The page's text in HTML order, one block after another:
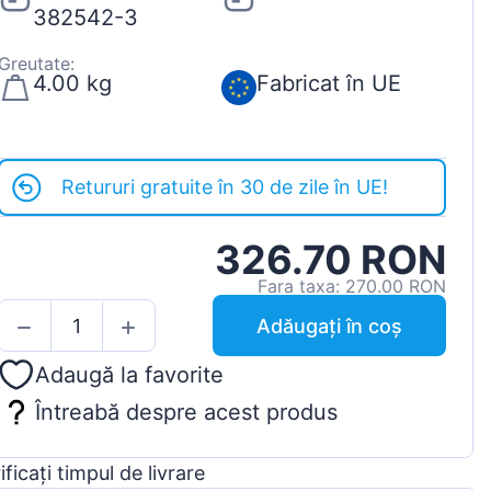
382542-3
4.00 kg Fabricat în UE
Retururi gratuite în 30 de zile în UE!
326.70 RON
Fara taxa: 270.00 RON
Adăugați în coș
Adaugă la favorite
Întreabă despre acest produs
timpul de livrare